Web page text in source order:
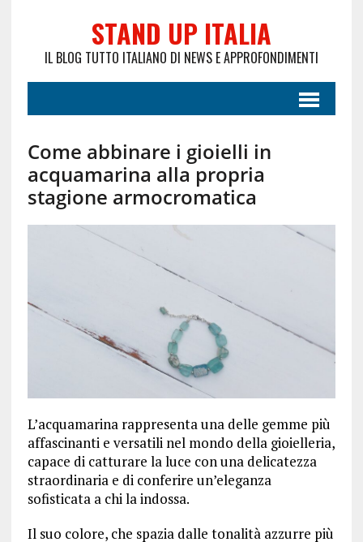
STAND UP ITALIA
IL BLOG TUTTO ITALIANO DI NEWS E APPROFONDIMENTI
Come abbinare i gioielli in
acquamarina alla propria
stagione armocromatica
L’acquamarina rappresenta una delle gemme più
affascinanti e versatili nel mondo della gioielleria,
capace di catturare la luce con una delicatezza
straordinaria e di conferire un’eleganza
sofisticata a chi la indossa.
Il suo colore, che spazia dalle tonalità azzurre più